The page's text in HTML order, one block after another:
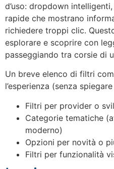
d’uso: dropdown
rapide che mostrano
richiedere troppi clic.
esplorare e scoprire con
passeggiando tra corsie di
Un breve elenco di filtri
l’esperienza (senza
Filtri per provider o
Categorie tematiche
moderno)
Opzioni per novità o
Filtri per funzionalità